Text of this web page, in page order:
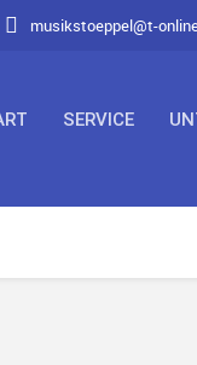
musikstoeppel@t-
SERVICE
Habe gerade ein neues